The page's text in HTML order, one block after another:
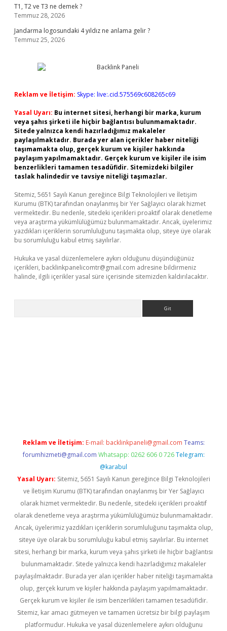
T1, T2 ve T3 ne demek ?
Temmuz 28, 2026
Jandarma logosundaki 4 yıldız ne anlama gelir ?
Temmuz 25, 2026
Reklam ve İletişim: Skype: live:.cid.575569c608265c69
Yasal Uyarı: Bu internet sitesi, herhangi bir marka, kurum
veya şahıs şirketi ile hiçbir bağlantısı bulunmamaktadır.
Sitede yalnızca kendi hazırladığımız makaleler
paylaşılmaktadır. Burada yer alan içerikler haber niteliği
taşımamakta olup, gerçek kurum ve kişiler hakkında
paylaşım yapılmamaktadır. Gerçek kurum ve kişiler ile isim
benzerlikleri tamamen tesadüfidir. Sitemizdeki bilgiler
taslak halindedir ve tavsiye niteliği taşımazlar.
Sitemiz, 5651 Sayılı Kanun gereğince Bilgi Teknolojileri ve İletişim
Kurumu (BTK) tarafından onaylanmış bir Yer Sağlayıcı olarak hizmet
vermektedir. Bu nedenle, sitedeki içerikleri proaktif olarak denetleme
veya araştırma yükümlülüğümüz bulunmamaktadır. Ancak, üyelerimiz
yazdıkları içeriklerin sorumluluğunu taşımakta olup, siteye üye olarak
bu sorumluluğu kabul etmiş sayılırlar.
Hukuka ve yasal düzenlemelere aykırı olduğunu düşündüğünüz
içerikleri, backlinkpanelicomtr@gmail.com adresine bildirmeniz
halinde, ilgili içerikler yasal süre içerisinde sitemizden kaldırılacaktır.
Reklam ve İletişim: E-mail: backlinkpaneli@gmail.com Teams:
forumhizmeti@gmail.com Whatsapp: 0262 606 0 726 Telegram:
@karabul
Yasal Uyarı: Sitemiz, 5651 Sayılı Kanun gereğince Bilgi Teknolojileri
ve İletişim Kurumu (BTK) tarafından onaylanmış bir Yer Sağlayıcı
olarak hizmet vermektedir. Bu nedenle, sitedeki içerikleri proaktif
olarak denetleme veya araştırma yükümlülüğümüz bulunmamaktadır.
Ancak, üyelerimiz yazdıkları içeriklerin sorumluluğunu taşımakta olup,
siteye üye olarak bu sorumluluğu kabul etmiş sayılırlar. Bu internet
sitesi, herhangi bir marka, kurum veya şahıs şirketi ile hiçbir bağlantısı
bulunmamaktadır. Sitede yalnızca kendi hazırladığımız makaleler
paylaşılmaktadır. Burada yer alan içerikler haber niteliği taşımamakta
olup, gerçek kurum ve kişiler hakkında paylaşım yapılmamaktadır.
Gerçek kurum ve kişiler ile isim benzerlikleri tamamen tesadüfidir.
Sitemiz, kar amacı gütmeyen ve tamamen ücretsiz bir bilgi paylaşım
platformudur. Hukuka ve yasal düzenlemelere aykırı olduğunu